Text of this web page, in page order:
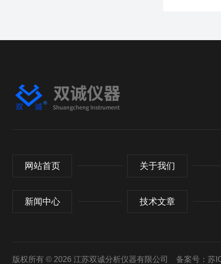
网站首页 关于我们
新闻中心 技术文章
版权所有 © 2026 江苏双诚分析仪器有限公司 备案号：苏